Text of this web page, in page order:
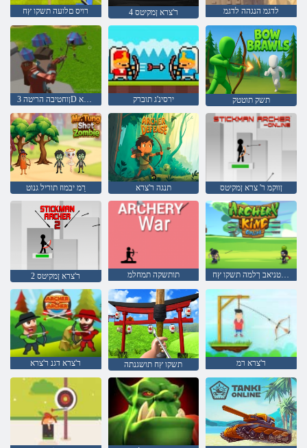
רויס םלועה תשקו ץח 4 ר'צרא ןמקיטס לדגמ הנגהה לדגמ
ןוחטיבה הריטה 3D תדיחי ר' צרא ירסינ'ג תוברק תשק תוטטק
רַמ יבמוז תוריל גנוט תנגה ר'צרא ןווקמ ר' צרא ןמקיטס
2 ר'צרא ןמקיטס תותשקה תמחלמ טנרטניאב ךלמה תשקו ץח
ר'צרא דגנ ר'צרא תשקו ץח תושגנתה ר'צרא רמ